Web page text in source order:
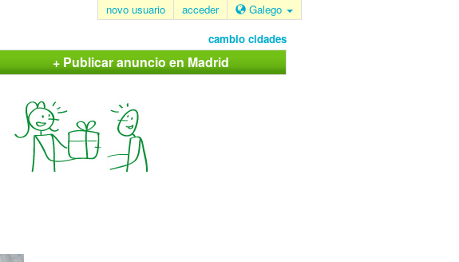
novo usuario acceder Galego
cambio cidades
+ Publicar anuncio en Madrid